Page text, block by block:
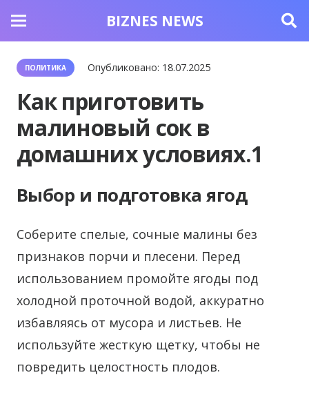
BIZNES NEWS
ПОЛИТИКА Опубликовано: 18.07.2025
Как приготовить
малиновый сок в
домашних условиях.1
Выбор и подготовка ягод
Соберите спелые, сочные малины без
признаков порчи и плесени. Перед
использованием промойте ягоды под
холодной проточной водой, аккуратно
избавляясь от мусора и листьев. Не
используйте жесткую щетку, чтобы не
повредить целостность плодов.